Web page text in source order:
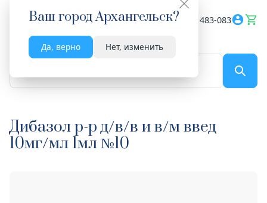
Ваш городАрхангельск?
Да, верно Нет, изменить
Весь сайт 8182 483-083
Дибазол р-р д/в/в и в/м введ
10мг/мл 1мл №10